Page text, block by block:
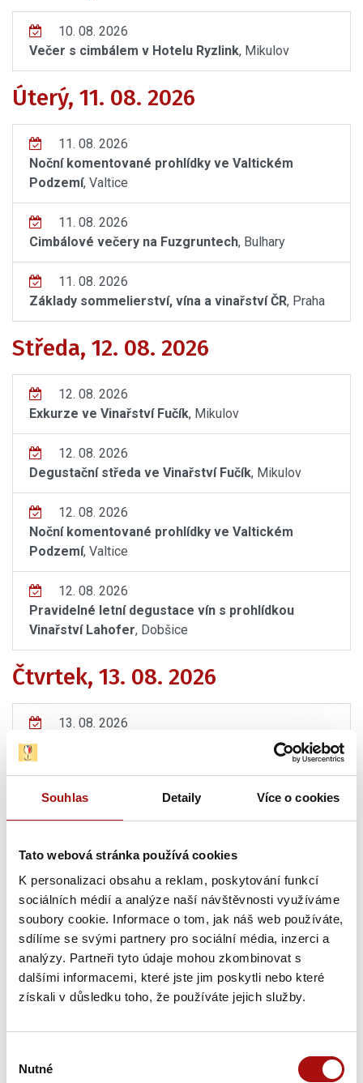
Souhlas Detaily Více o cookies
Tato webová stránka používá cookies
K personalizaci obsahu a reklam, poskytování funkcí
sociálních médií a analýze naší návštěvnosti využíváme
soubory cookie. Informace o tom, jak náš web používáte,
sdílíme se svými partnery pro sociální média, inzerci a
analýzy. Partneři tyto údaje mohou zkombinovat s
dalšími informacemi, které jste jim poskytli nebo které
získali v důsledku toho, že používáte jejich služby.
souhlasu
Nutné
10. 08. 2026
Večer s cimbálem v Hotelu Ryzlink, Mikulov
Úterý, 11. 08. 2026
11. 08. 2026
Noční komentované prohlídky ve Valtickém
Podzemí, Valtice
11. 08. 2026
Cimbálové večery na Fuzgruntech, Bulhary
11. 08. 2026
Základy sommelierství, vína a vinařství ČR, Praha
Středa, 12. 08. 2026
12. 08. 2026
Exkurze ve Vinařství Fučík, Mikulov
12. 08. 2026
Degustační středa ve Vinařství Fučík, Mikulov
12. 08. 2026
Noční komentované prohlídky ve Valtickém
Podzemí, Valtice
12. 08. 2026
Pravidelné letní degustace vín s prohlídkou
Vinařství Lahofer, Dobšice
Čtvrtek, 13. 08. 2026
13. 08. 2026
Letní procházka Znojmem s ochutnávkou vín,
Znojmo
13. 08. 2026
Hudba na vinicích: Krhut & Kozub – Vinařství
13. 08. 2026
Zlatá hodinka v Mikrosvínu, Dolní Dunajovice
13. 08. 2026
Tour de vinohrad, Mikulčice
13. 08. 2026